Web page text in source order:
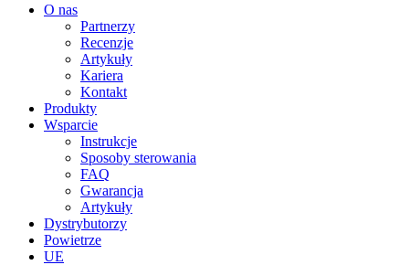
O nas
Partnerzy
Recenzje
Artykuły
Kariera
Kontakt
Produkty
Wsparcie
Instrukcje
Sposoby sterowania
FAQ
Gwarancja
Artykuły
Dystrybutorzy
Powietrze
UE